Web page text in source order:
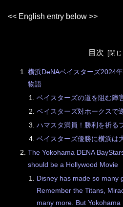
<< English entry below >>
目次
横浜DeNAベイスターズ2024
物語
ベイスターズの道を阻む障
ベイスターズ対ホークスで
ハマスタ満員！勝利を祈る
ベイスターズ優勝に横浜は
The Yokohama DENA
should be a Hollywood Movie
Disney has made so many
Remember the Titans,
many more. But Yokohama